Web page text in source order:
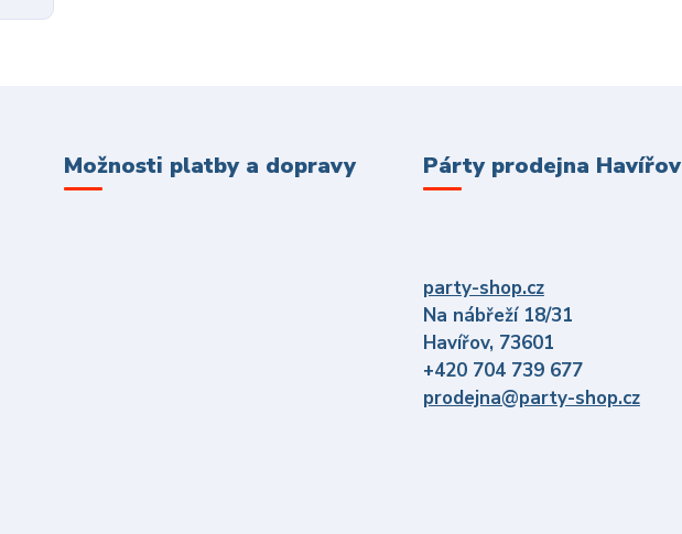
Možnosti platby a dopravy Párty prodejna Havířov
party-shop.cz
Na nábřeží 18/31
Havířov, 73601
+420 704 739 677
prodejna@party-shop.cz